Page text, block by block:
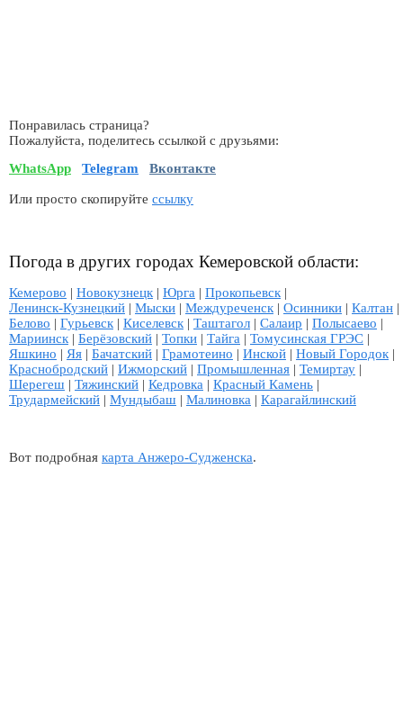
Понравилась страница?
Пожалуйста, поделитесь ссылкой с друзьями:
WhatsApp
Telegram Вконтакте
Или просто скопируйте ссылку
Погода в других городах Кемеровской области:
Кемерово | Новокузнецк| Юрга | Прокопьевск|
Ленинск-Кузнецкий | Мыски | Междуреченск| Осинники | Калтан |
Белово | Гурьевск| Киселевск| Таштагол | Салаир | Полысаево |
Мариинск| Берёзовский | Топки | Тайга | Томусинская ГРЭС |
Яшкино | Яя | Бачатский | Грамотеино | Инской | Новый Городок|
Краснобродский | Ижморский | Промышленная | Темиртау |
Шерегеш | Тяжинский | Кедровка | Красный Камень |
Трудармейский | Мундыбаш | Малиновка | Карагайлинский
Вот подробная карта Анжеро-Судженска.